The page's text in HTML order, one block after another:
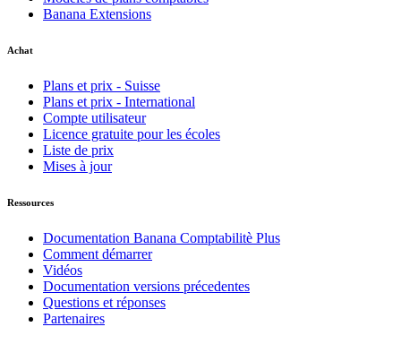
Banana Extensions
Achat
Plans et prix - Suisse
Plans et prix - International
Compte utilisateur
Licence gratuite pour les écoles
Liste de prix
Mises à jour
Ressources
Documentation Banana Comptabilitè Plus
Comment démarrer
Vidéos
Documentation versions précedentes
Questions et réponses
Partenaires